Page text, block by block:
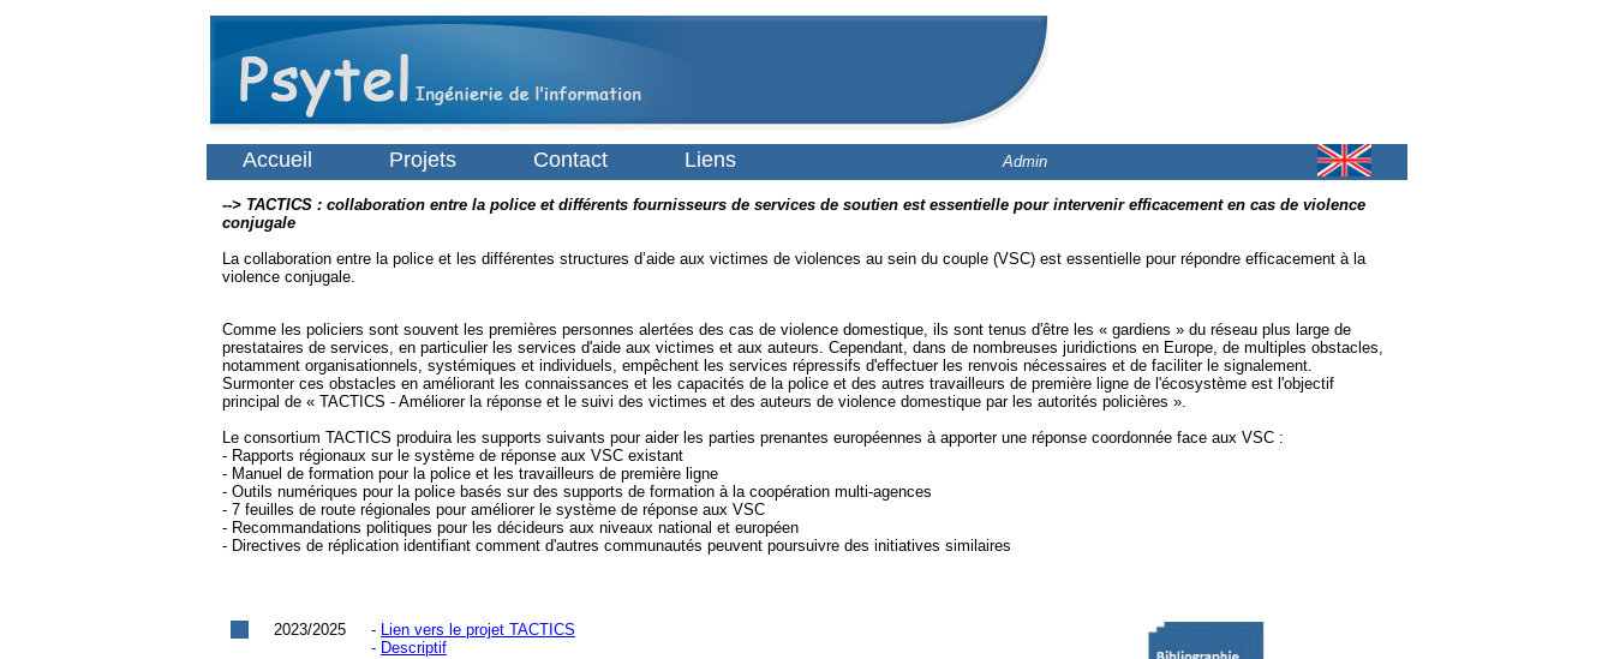
Accueil Projets Contact Liens Admin
--> TACTICS : collaboration entre la police et différents fournisseurs de services de soutien est essentielle pour intervenir efficacement en cas de violence
conjugale
La collaboration entre la police et les différentes structures d’aide aux victimes de violences au sein du couple (VSC) est essentielle pour répondre efficacement à la
violence conjugale.
Comme les policiers sont souvent les premières personnes alertées des cas de violence domestique, ils sont tenus d'être les « gardiens » du réseau plus large de
prestataires de services, en particulier les services d'aide aux victimes et aux auteurs. Cependant, dans de nombreuses juridictions en Europe, de multiples obstacles,
notamment organisationnels, systémiques et individuels, empêchent les services répressifs d'effectuer les renvois nécessaires et de faciliter le signalement.
Surmonter ces obstacles en améliorant les connaissances et les capacités de la police et des autres travailleurs de première ligne de l'écosystème est l'objectif
principal de « TACTICS - Améliorer la réponse et le suivi des victimes et des auteurs de violence domestique par les autorités policières ».
Le consortium TACTICS produira les supports suivants pour aider les parties prenantes européennes à apporter une réponse coordonnée face aux VSC :
- Rapports régionaux sur le système de réponse aux VSC existant
- Manuel de formation pour la police et les travailleurs de première ligne
- Outils numériques pour la police basés sur des supports de formation à la coopération multi-agences
- 7 feuilles de route régionales pour améliorer le système de réponse aux VSC
- Recommandations politiques pour les décideurs aux niveaux national et européen
- Directives de réplication identifiant comment d'autres communautés peuvent poursuivre des initiatives similaires
2023/2025 - Lien vers le projet TACTICS
- Descriptif